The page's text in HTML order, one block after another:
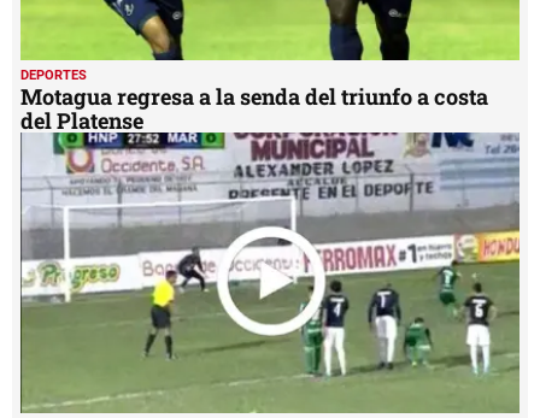
DEPORTES
Motagua regresa a la senda del triunfo a costa
del Platense